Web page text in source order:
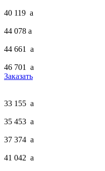
40 119 a
44 078 a
44 661 a
46 701 a
Заказать
33 155 a
35 453 a
37 374 a
41 042 a